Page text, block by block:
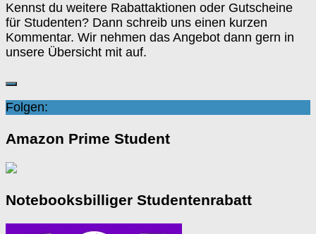
Kennst du weitere Rabattaktionen oder Gutscheine
für Studenten? Dann schreib uns einen kurzen
Kommentar. Wir nehmen das Angebot dann gern in
unsere Übersicht mit auf.
Folgen:
Amazon Prime Student
Notebooksbilliger Studentenrabatt